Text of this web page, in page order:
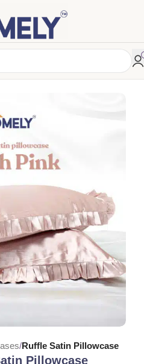
Ruffle Satin Pillowcase
Pillowcase